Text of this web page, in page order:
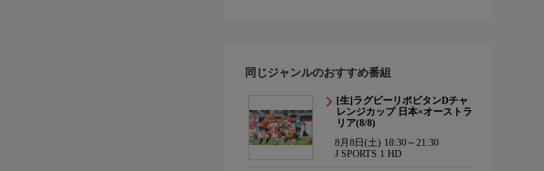
同じジャンルのおすすめ番組
[生]ラグビーリポビタンDチャ
レンジカップ 日本×オーストラ
リア(8/8)
8月8日(土) 18:30～21:30
J SPORTS 1 HD